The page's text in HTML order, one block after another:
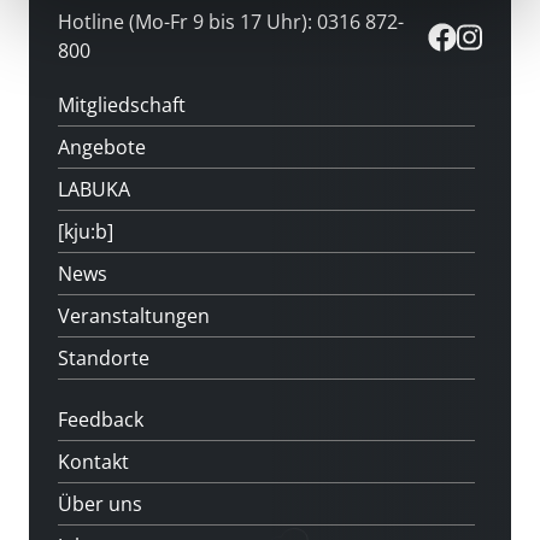
Hotline (Mo-Fr 9 bis 17 Uhr): 0316 872-
800
Mitgliedschaft
Angebote
LABUKA
[kju:b]
News
Veranstaltungen
Standorte
Feedback
Kontakt
Über uns